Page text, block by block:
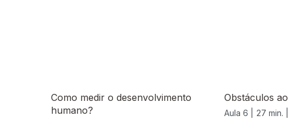
Como medir o desenvolvimento
humano?
Obstáculos
Aula 6 | 27 min. |